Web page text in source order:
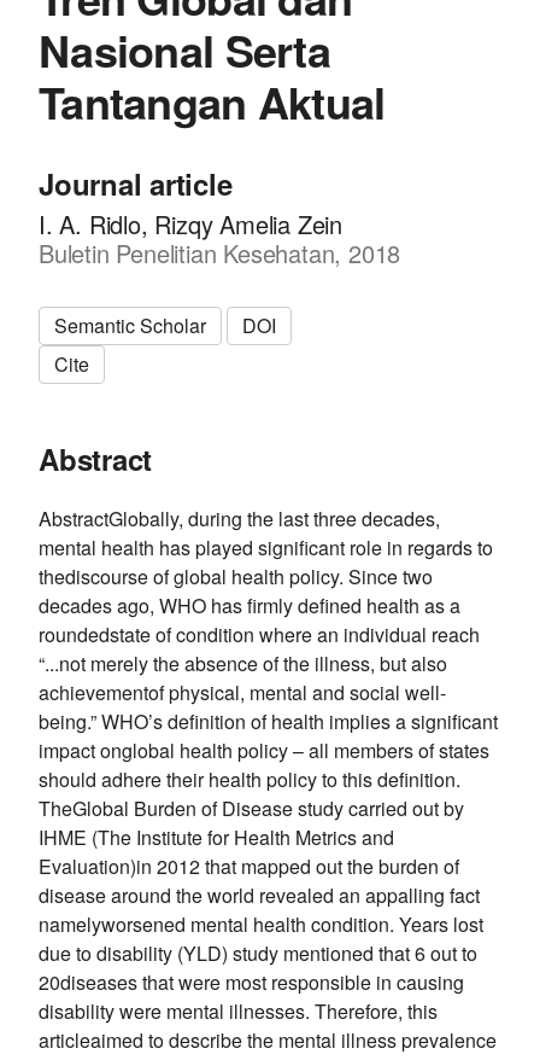
Nasional Serta
Tantangan Aktual
Journal article
I. A. Ridlo, Rizqy Amelia Zein
Buletin Penelitian Kesehatan, 2018
Semantic Scholar
DOI
Cite
Abstract
AbstractGlobally, during the last three decades,
mental health has played significant role in regards to
thediscourse of global health policy. Since two
decades ago, WHO has firmly defined health as a
roundedstate of condition where an individual reach
“...not merely the absence of the illness, but also
achievementof physical, mental and social well-
being.” WHO’s definition of health implies a significant
impact onglobal health policy – all members of states
should adhere their health policy to this definition.
TheGlobal Burden of Disease study carried out by
IHME (The Institute for Health Metrics and
Evaluation)in 2012 that mapped out the burden of
disease around the world revealed an appalling fact
namelyworsened mental health condition. Years lost
due to disability (YLD) study mentioned that 6 out to
20diseases that were most responsible in causing
disability were mental illnesses. Therefore, this
articleaimed to describe the mental illness prevalence